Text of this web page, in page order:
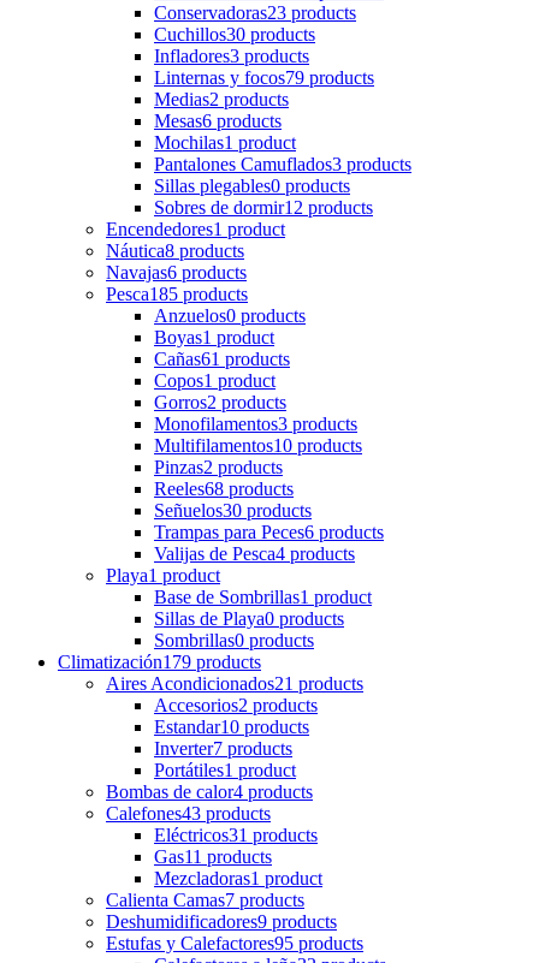
Conservadoras23 products
Cuchillos30 products
Infladores3 products
Linternas y focos79 products
Medias2 products
Mesas6 products
Mochilas1 product
Pantalones Camuflados3 products
Sillas plegables0 products
Sobres de dormir12 products
Encendedores1 product
Náutica8 products
Navajas6 products
Pesca185 products
Anzuelos0 products
Boyas1 product
Cañas61 products
Copos1 product
Gorros2 products
Monofilamentos3 products
Multifilamentos10 products
Pinzas2 products
Reeles68 products
Señuelos30 products
Trampas para Peces6 products
Valijas de Pesca4 products
Playa1 product
Base de Sombrillas1 product
Sillas de Playa0 products
Sombrillas0 products
Climatización179 products
Aires Acondicionados21 products
Accesorios2 products
Estandar10 products
Inverter7 products
Portátiles1 product
Bombas de calor4 products
Calefones43 products
Eléctricos31 products
Gas11 products
Mezcladoras1 product
Calienta Camas7 products
Deshumidificadores9 products
Estufas y Calefactores95 products